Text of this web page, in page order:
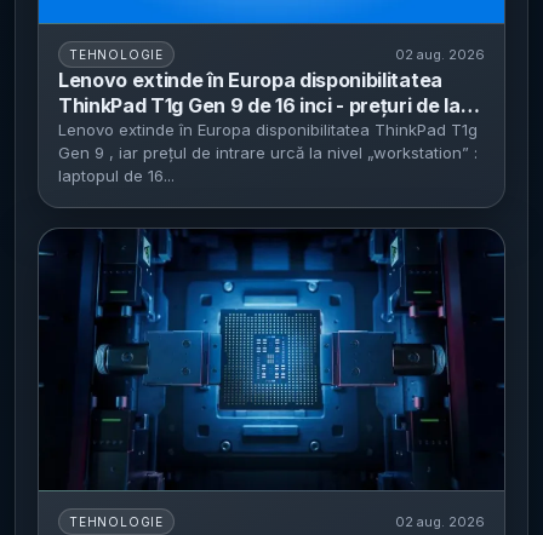
TEHNOLOGIE 02 aug. 2026
Lenovo extinde în Europa disponibilitatea
ThinkPad T1g Gen 9 de 16 inci - prețuri de la
3.585 lire în Marea Britanie și până la 4.235
euro în zona euro
Lenovo extinde în Europa disponibilitatea ThinkPad T1g
Gen 9 , iar prețul de intrare urcă la nivel „workstation” :
laptopul de 16...
TEHNOLOGIE 02 aug. 2026